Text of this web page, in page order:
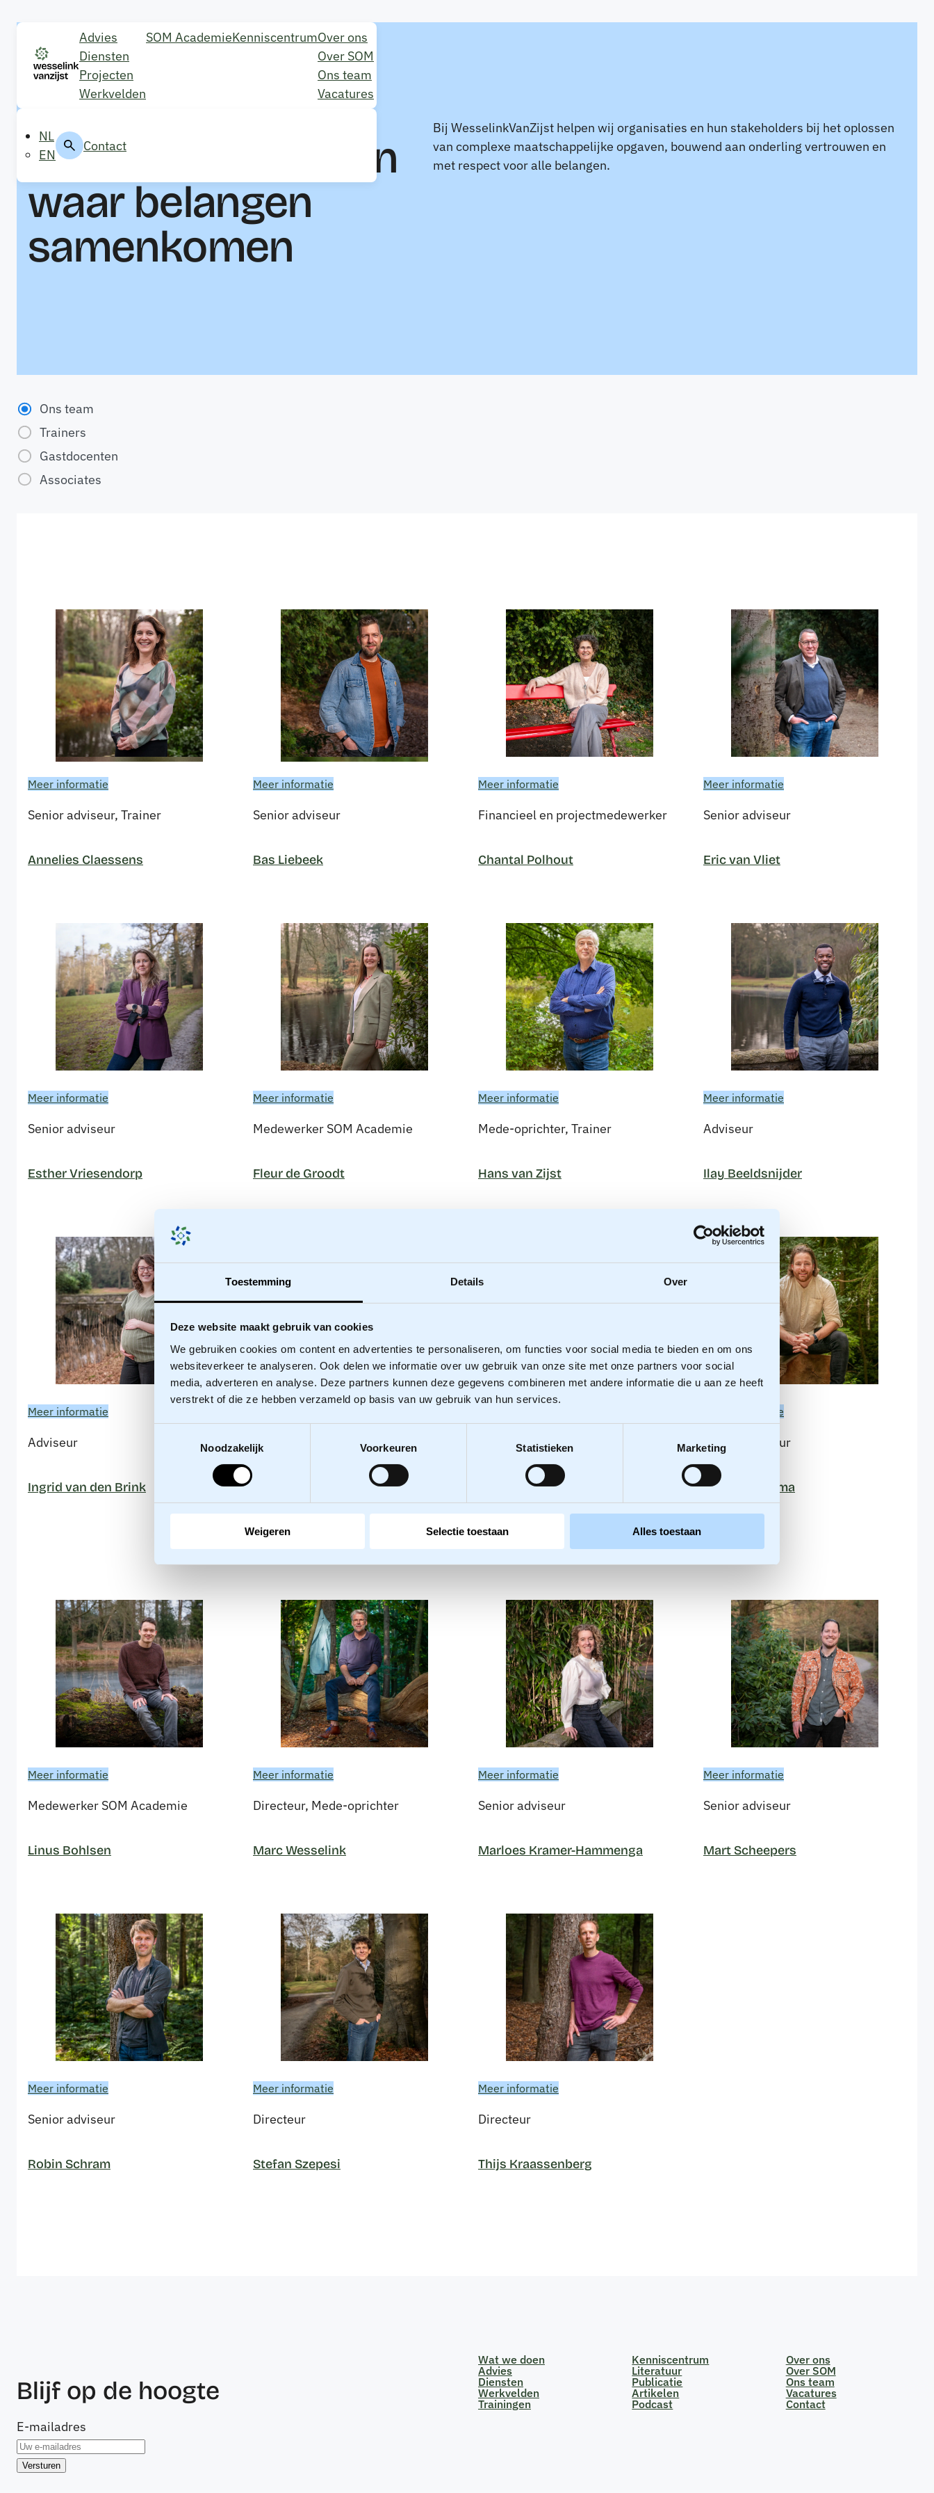
Toestemming Details Over
Deze website maakt gebruik van cookies
We gebruiken cookies om content en advertenties te personaliseren, om functies voor social media te bieden en om ons
websiteverkeer te analyseren. Ook delen we informatie over uw gebruik van onze site met onze partners voor social
media, adverteren en analyse. Deze partners kunnen deze gegevens combineren met andere informatie die u aan ze heeft
verstrekt of die ze hebben verzameld op basis van uw gebruik van hun services.
Noodzakelijk
Voorkeuren Statistieken Marketing
Weigeren Selectie toestaan Alles toestaan
Advies
Diensten
Projecten
Werkvelden
SOM AcademieKenniscentrumOver ons
Over SOM
Ons team
Vacatures
NL
EN
Contact
Complexe opgaven
waar belangen
samenkomen
Bij WesselinkVanZijst helpen wij organisaties en hun stakeholders bij het oplossen
van complexe maatschappelijke opgaven, bouwend aan onderling vertrouwen en
met respect voor alle belangen.
Ons team
Trainers
Gastdocenten
Associates
Meer informatie
Senior adviseur, Trainer
Annelies Claessens
Meer informatie
Senior adviseur
Bas Liebeek
Meer informatie
Financieel en projectmedewerker
Chantal Polhout
Meer informatie
Senior adviseur
Eric van Vliet
Meer informatie
Senior adviseur
Esther Vriesendorp
Meer informatie
Medewerker SOM Academie
Fleur de Groodt
Meer informatie
Mede-oprichter, Trainer
Hans van Zijst
Meer informatie
Adviseur
Ilay Beeldsnijder
Meer informatie
Adviseur
Ingrid van den Brink
Jan-Pieter van de Weerd
Officemanager
Janneke Eberson
Meer informatie
Senior adviseur
Jeroen Medema
Meer informatie
Medewerker SOM Academie
Linus Bohlsen
Meer informatie
Directeur, Mede-oprichter
Marc Wesselink
Meer informatie
Senior adviseur
Marloes Kramer-Hammenga
Meer informatie
Senior adviseur
Mart Scheepers
Meer informatie
Senior adviseur
Robin Schram
Meer informatie
Directeur
Stefan Szepesi
Meer informatie
Directeur
Thijs Kraassenberg
Blijf op de hoogte
E-mailadres
Wat we doen
Advies
Diensten
Werkvelden
Trainingen
Kenniscentrum
Literatuur
Publicatie
Artikelen
Podcast
Over ons
Over SOM
Ons team
Vacatures
Contact